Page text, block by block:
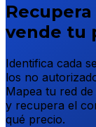
vende tu
Identifica cada
los no
Mapea tu red
y recupera el
qué precio.